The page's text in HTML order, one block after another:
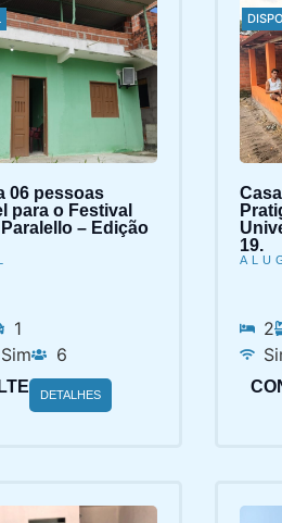
06 pessoas
para o Festival
– Edição
1
Sim 6
DETALHES
19.
2